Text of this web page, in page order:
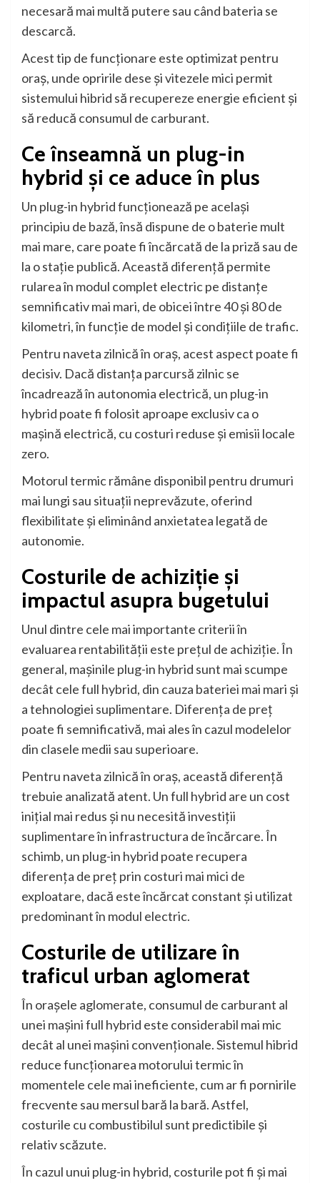
necesară mai multă putere sau când bateria se
descarcă.
Acest tip de funcționare este optimizat pentru
oraș, unde opririle dese și vitezele mici permit
sistemului hibrid să recupereze energie eficient și
să reducă consumul de carburant.
Ce înseamnă un plug-in
hybrid și ce aduce în plus
Un plug-in hybrid funcționează pe același
principiu de bază, însă dispune de o baterie mult
mai mare, care poate fi încărcată de la priză sau de
la o stație publică. Această diferență permite
rularea în modul complet electric pe distanțe
semnificativ mai mari, de obicei între 40 și 80 de
kilometri, în funcție de model și condițiile de trafic.
Pentru naveta zilnică în oraș, acest aspect poate fi
decisiv. Dacă distanța parcursă zilnic se
încadrează în autonomia electrică, un plug-in
hybrid poate fi folosit aproape exclusiv ca o
mașină electrică, cu costuri reduse și emisii locale
zero.
Motorul termic rămâne disponibil pentru drumuri
mai lungi sau situații neprevăzute, oferind
flexibilitate și eliminând anxietatea legată de
autonomie.
Costurile de achiziție și
impactul asupra bugetului
Unul dintre cele mai importante criterii în
evaluarea rentabilității este prețul de achiziție. În
general, mașinile plug-in hybrid sunt mai scumpe
decât cele full hybrid, din cauza bateriei mai mari și
a tehnologiei suplimentare. Diferența de preț
poate fi semnificativă, mai ales în cazul modelelor
din clasele medii sau superioare.
Pentru naveta zilnică în oraș, această diferență
trebuie analizată atent. Un full hybrid are un cost
inițial mai redus și nu necesită investiții
suplimentare în infrastructura de încărcare. În
schimb, un plug-in hybrid poate recupera
diferența de preț prin costuri mai mici de
exploatare, dacă este încărcat constant și utilizat
predominant în modul electric.
Costurile de utilizare în
traficul urban aglomerat
În orașele aglomerate, consumul de carburant al
unei mașini full hybrid este considerabil mai mic
decât al unei mașini convenționale. Sistemul hibrid
reduce funcționarea motorului termic în
momentele cele mai ineficiente, cum ar fi pornirile
frecvente sau mersul bară la bară. Astfel,
costurile cu combustibilul sunt predictibile și
relativ scăzute.
În cazul unui plug-in hybrid, costurile pot fi și mai